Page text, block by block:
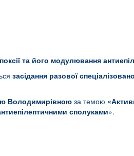
та його модулювання
засідання разової
Володимирівноюза темою «
сполуками».